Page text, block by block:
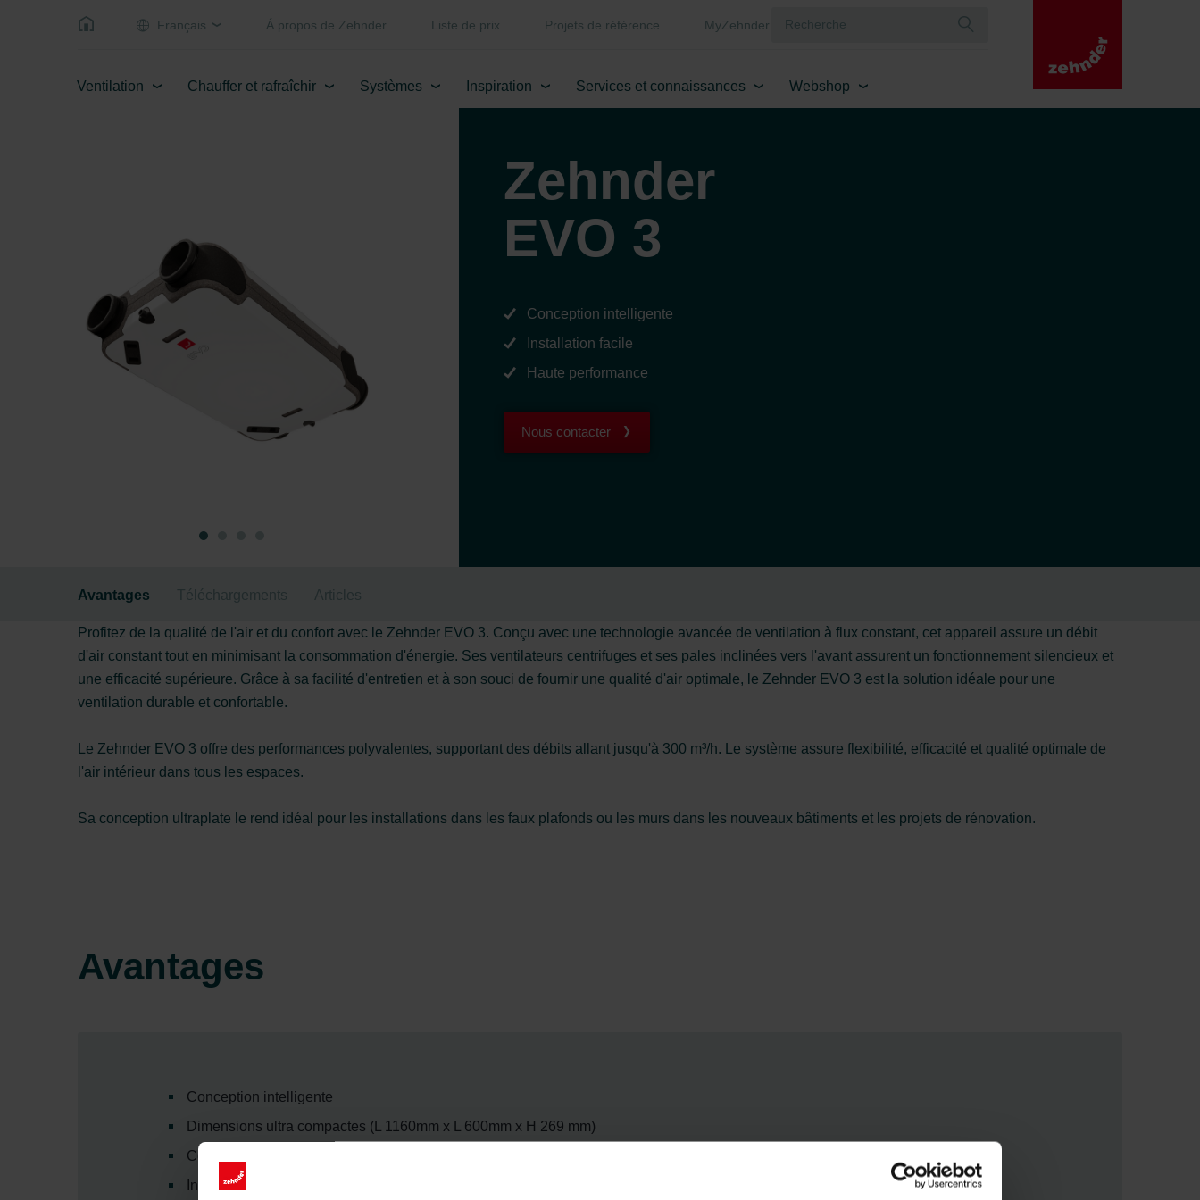
Français Á propos de Zehnder Liste de prix Projets de référence MyZehnder
Ventilation Chauffer et rafraîchir Systèmes Inspiration Services et connaissances Webshop
Zehnder
EVO 3
Conception intelligente
Installation facile
Haute performance
Nous contacter
Avantages Téléchargements Articles
Profitez de la qualité de l'air et du confort avec le Zehnder EVO 3. Conçu avec une technologie avancée de ventilation à flux constant, cet appareil assure un débit
d'air constant tout en minimisant la consommation d'énergie. Ses ventilateurs centrifuges et ses pales inclinées vers l'avant assurent un fonctionnement silencieux et
une efficacité supérieure. Grâce à sa facilité d'entretien et à son souci de fournir une qualité d'air optimale, le Zehnder EVO 3 est la solution idéale pour une
ventilation durable et confortable.
Le Zehnder EVO 3 offre des performances polyvalentes, supportant des débits allant jusqu'à 300 m³/h. Le système assure flexibilité, efficacité et qualité optimale de
l'air intérieur dans tous les espaces.
Sa conception ultraplate le rend idéal pour les installations dans les faux plafonds ou les murs dans les nouveaux bâtiments et les projets de rénovation.
Avantages
Conception intelligente
Dimensions ultra compactes (L 1160mm x L 600mm x H 269 mm)
Conception attrayante et minimaliste
Installation entièrement horizontale, aucune inclinaison requise pour l'évacuation des condensats